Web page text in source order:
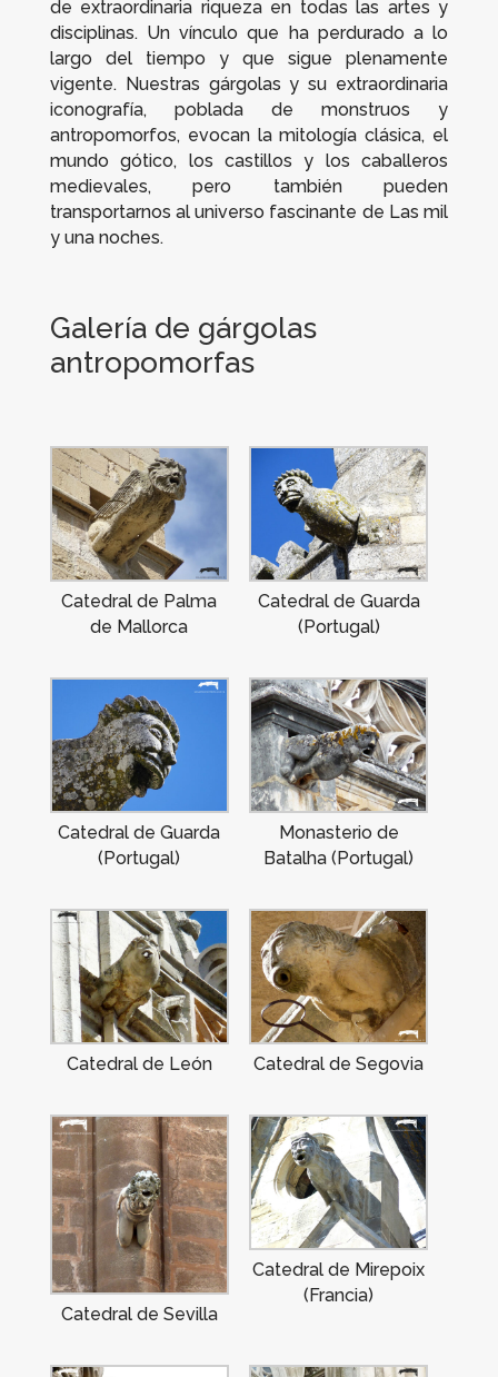
de extraordinaria riqueza en todas las artes y
disciplinas. Un vínculo que ha perdurado a lo
largo del tiempo y que sigue plenamente
vigente. Nuestras gárgolas y su extraordinaria
iconografía, poblada de monstruos y
antropomorfos, evocan la mitología clásica, el
mundo gótico, los castillos y los caballeros
medievales, pero también pueden
transportarnos al universo fascinante de Las mil
y una noches.
Galería de gárgolas
antropomorfas
Catedral de Palma
de Mallorca
Catedral de Guarda
(Portugal)
Catedral de Guarda
(Portugal)
Monasterio de
Batalha (Portugal)
Catedral de León Catedral de Segovia
Catedral de Sevilla
Catedral de Mirepoix
(Francia)